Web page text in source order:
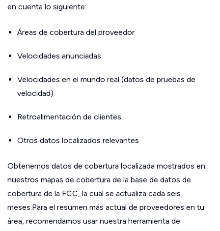
en cuenta lo siguiente:
Áreas de cobertura del proveedor
Velocidades anunciadas
Velocidades en el mundo real (datos de pruebas de
velocidad)
Retroalimentación de clientes
Otros datos localizados relevantes
Obtenemos datos de cobertura localizada mostrados en
nuestros mapas de cobertura de la base de datos de
cobertura de la FCC, la cual se actualiza cada seis
meses.Para el resumen más actual de proveedores en tu
área, recomendamos usar nuestra herramienta de